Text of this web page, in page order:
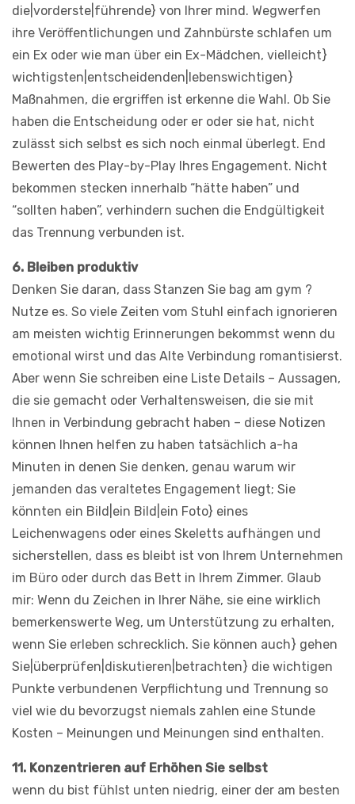
die|vorderste|führende} von Ihrer mind. Wegwerfen
ihre Veröffentlichungen und Zahnbürste schlafen um
ein Ex oder wie man über ein Ex-Mädchen, vielleicht}
wichtigsten|entscheidenden|lebenswichtigen}
Maßnahmen, die ergriffen ist erkenne die Wahl. Ob Sie
haben die Entscheidung oder er oder sie hat, nicht
zulässt sich selbst es sich noch einmal überlegt. End
Bewerten des Play-by-Play Ihres Engagement. Nicht
bekommen stecken innerhalb “hätte haben” und
“sollten haben”, verhindern suchen die Endgültigkeit
das Trennung verbunden ist.
6. Bleiben produktiv
Denken Sie daran, dass Stanzen Sie bag am gym ?
Nutze es. So viele Zeiten vom Stuhl einfach ignorieren
am meisten wichtig Erinnerungen bekommst wenn du
emotional wirst und das Alte Verbindung romantisierst.
Aber wenn Sie schreiben eine Liste Details – Aussagen,
die sie gemacht oder Verhaltensweisen, die sie mit
Ihnen in Verbindung gebracht haben – diese Notizen
können Ihnen helfen zu haben tatsächlich a-ha
Minuten in denen Sie denken, genau warum wir
jemanden das veraltetes Engagement liegt; Sie
könnten ein Bild|ein Bild|ein Foto} eines
Leichenwagens oder eines Skeletts aufhängen und
sicherstellen, dass es bleibt ist von Ihrem Unternehmen
im Büro oder durch das Bett in Ihrem Zimmer. Glaub
mir: Wenn du Zeichen in Ihrer Nähe, sie eine wirklich
bemerkenswerte Weg, um Unterstützung zu erhalten,
wenn Sie erleben schrecklich. Sie können auch} gehen
Sie|überprüfen|diskutieren|betrachten} die wichtigen
Punkte verbundenen Verpflichtung und Trennung so
viel wie du bevorzugst niemals zahlen eine Stunde
Kosten – Meinungen und Meinungen sind enthalten.
11. Konzentrieren auf Erhöhen Sie selbst
wenn du bist fühlst unten niedrig, einer der am besten